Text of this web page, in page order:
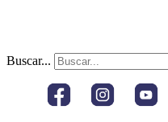
Buscar...